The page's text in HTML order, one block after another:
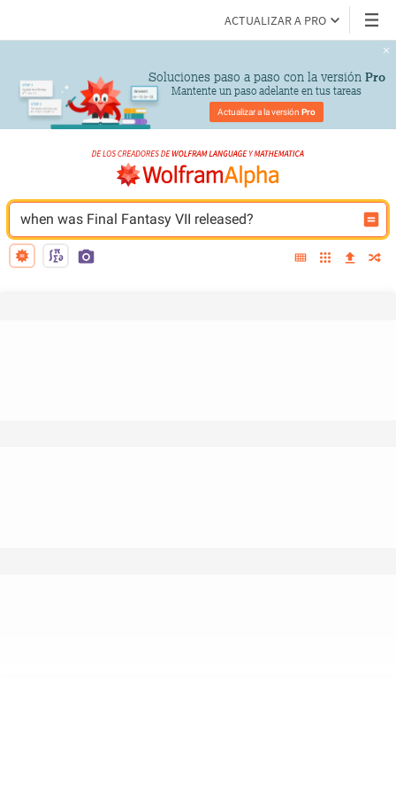
ACTUALIZAR A PRO
Soluciones paso a paso con la versión Pro
Mantente un paso adelante en tus tareas
Actualizar a la versión Pro
when was Final Fantasy VII released?